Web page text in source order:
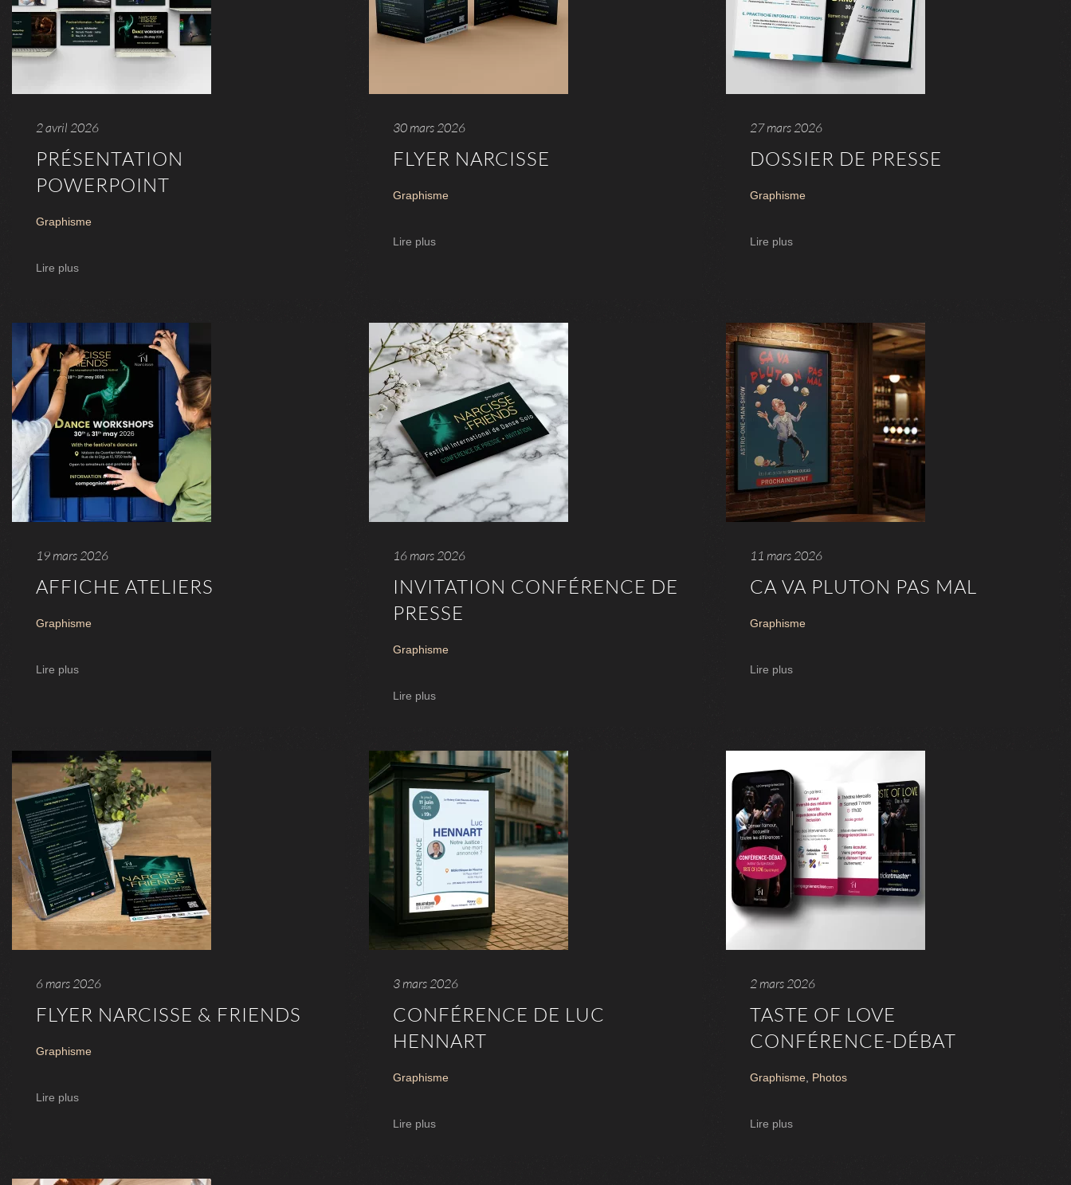
2 avril 2026
PRÉSENTATION
POWERPOINT
Graphisme
Lire plus
30 mars 2026
FLYER NARCISSE
Graphisme
Lire plus
27 mars 2026
DOSSIER DE PRESSE
Graphisme
Lire plus
19 mars 2026
AFFICHE ATELIERS
Graphisme
Lire plus
16 mars 2026
INVITATION CONFÉRENCE DE
PRESSE
Graphisme
Lire plus
11 mars 2026
CA VA PLUTON PAS MAL
Graphisme
Lire plus
6 mars 2026
FLYER NARCISSE & FRIENDS
Graphisme
Lire plus
3 mars 2026
CONFÉRENCE DE LUC
HENNART
Graphisme
Lire plus
2 mars 2026
TASTE OF LOVE
CONFÉRENCE-DÉBAT
Graphisme Photos
Lire plus